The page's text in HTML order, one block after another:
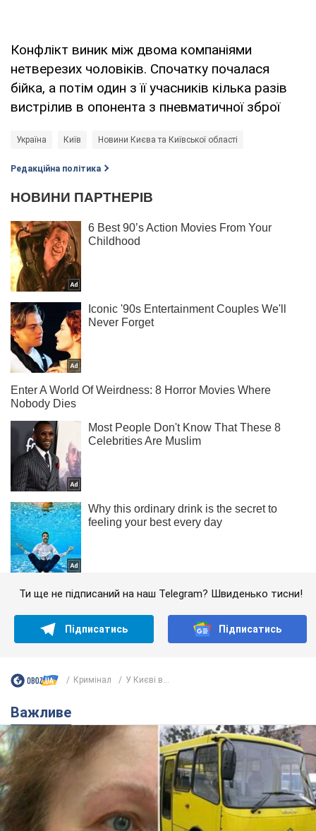
Конфлікт виник між двома компаніями
нетверезих чоловіків. Спочатку почалася
бійка, а потім один з її учасників кілька разів
вистрілив в опонента з пневматичної зброї
Україна Київ Новини Києва та Київської області
Редакційна політика
Ти ще не підписаний на наш Telegram? Швиденько тисни!
Підписатись Підписатись
Кримінал У Києві в...
Важливе